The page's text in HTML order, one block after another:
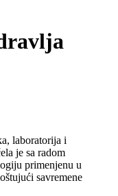
laboratorija i
je sa radom
primenjenu u
savremene